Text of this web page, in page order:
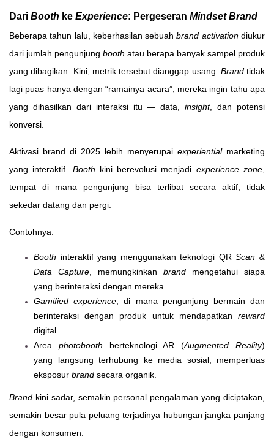
Dari Booth ke Experience: Pergeseran Mindset Brand
Beberapa tahun lalu, keberhasilan sebuahbrand activationdiukur
dari jumlah pengunjung booth atau berapa banyak sampel produk
yang dibagikan. Kini, metrik tersebut dianggap usang. Brandtidak
lagi puas hanya dengan “ramainya acara”, mereka ingin tahu apa
yang dihasilkan dari interaksi itu — data,insight, dan potensi
konversi.
Aktivasi brand di 2025 lebih menyerupai experientialmarketing
yang interaktif. Booth kini berevolusi menjadi experience zone
tempat di mana pengunjung bisa terlibat secara aktif, tidak
sekedar datang dan pergi.
Contohnya:
Booth interaktif yang menggunakan teknologi QRScan &
Data Capture , memungkinkan brand mengetahui siapa
yang berinteraksi dengan mereka.
Gamified experience , di mana pengunjung bermain dan
berinteraksi dengan produk untuk mendapatkan reward
digital.
Area photobooth berteknologi AR (Augmented Reality)
yang langsung terhubung ke media sosial, memperluas
eksposur brand secara organik.
Brand kini sadar, semakin personal pengalaman yang diciptakan,
semakin besar pula peluang terjadinya hubungan jangka panjang
dengan konsumen.